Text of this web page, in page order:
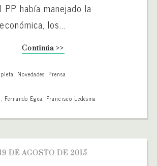
había manejado la
los...
Continúa >>
, Novedades, Prensa
, Fernando Egea, Francisco Ledesma
19 DE AGOSTO DE 2015